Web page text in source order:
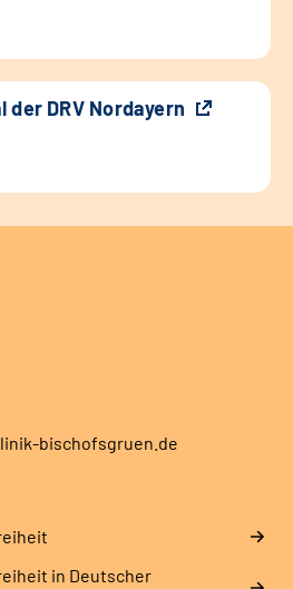
DRV Nordayern
bischofsgruen.de
in Deutscher